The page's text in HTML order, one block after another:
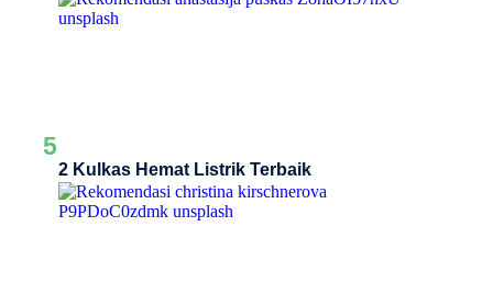
5
2 Kulkas Hemat Listrik Terbaik